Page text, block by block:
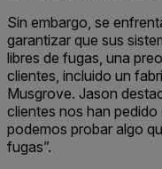
Sin embargo, se
garantizar que sus
libres de fugas, una
clientes, incluido un
Musgrove. Jason
clientes nos han
podemos probar algo
fugas”.